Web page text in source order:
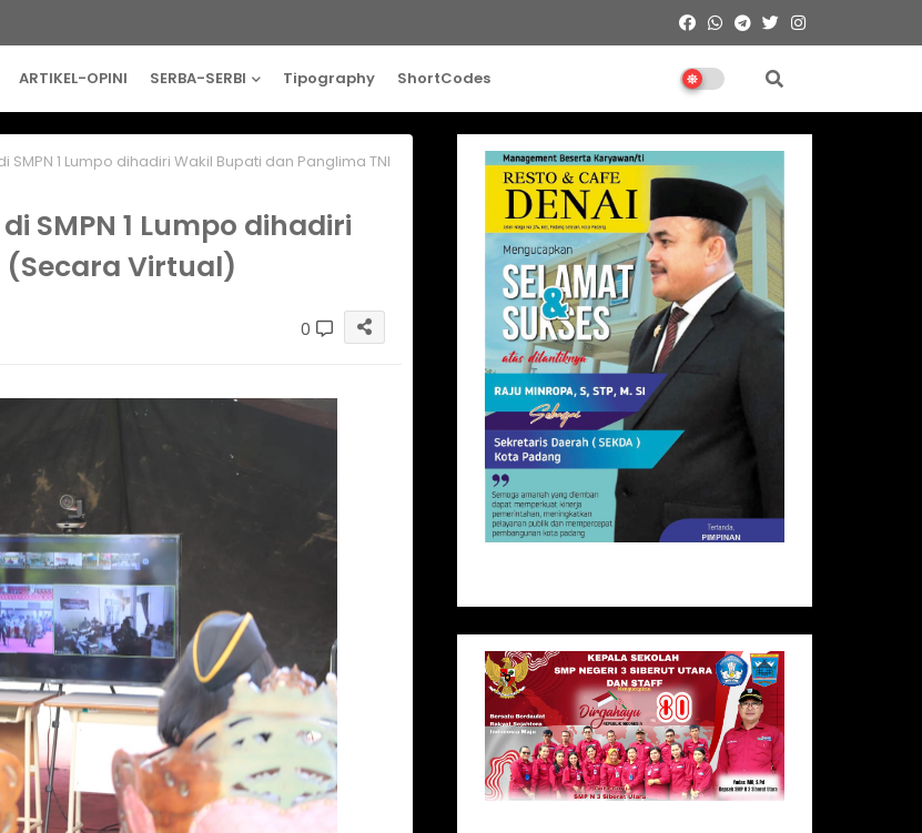
ARTIKEL-OPINI SERBA-SERBI Tipography ShortCodes
1 Lumpo dihadiri Wakil Bupati dan Panglima TNI
SMPN 1 Lumpo dihadiri
(Secara Virtual)
0